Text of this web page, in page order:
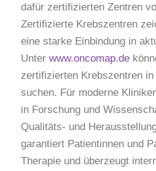
dafür zertifizierten Zentren
Zertifizierte Krebszentren
eine starke Einbindung in
Unter www.oncomap.de
zertifizierten Krebszentren
suchen. Für moderne
in Forschung und
Qualitäts- und
garantiert Patientinnen und
Therapie und überzeugt